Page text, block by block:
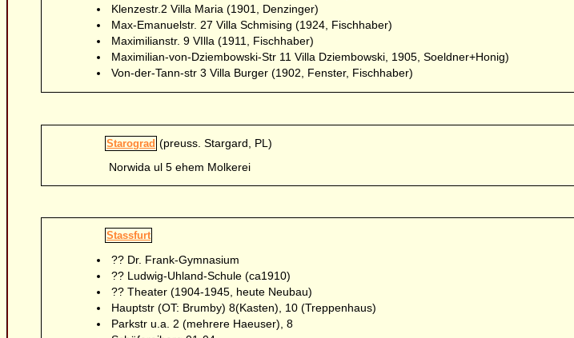
Klenzestr.2 Villa Maria (1901, Denzinger)
Max-Emanuelstr. 27 Villa Schmising (1924, Fischhaber)
Maximilianstr. 9 VIlla (1911, Fischhaber)
Maximilian-von-Dziembowski-Str 11 Villa Dziembowski, 1905, Soeldner+Honig)
Von-der-Tann-str 3 Villa Burger (1902, Fenster, Fischhaber)
Starograd(preuss. Stargard, PL)
Norwida ul 5 ehem Molkerei
Stassfurt
?? Dr. Frank-Gymnasium
?? Ludwig-Uhland-Schule (ca1910)
?? Theater (1904-1945, heute Neubau)
Hauptstr (OT: Brumby) 8(Kasten), 10 (Treppenhaus)
Parkstr u.a. 2 (mehrere Haeuser), 8